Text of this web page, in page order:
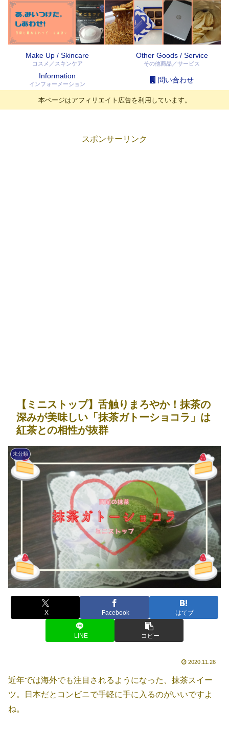
Make Up / Skincare
コスメ／スキンケア
Other Goods / Service
その他商品／サービス
Information
インフォーメーション 問い合わせ
本ページはアフィリエイト広告を利用しています。
スポンサーリンク
【ミニストップ】舌触りまろやか！抹茶の
深みが美味しい「抹茶ガトーショコラ」は
紅茶との相性が抜群
未分類
X Facebook はてブ
LINE コピー
2020.11.26
近年では海外でも注目されるようになった、抹茶スイー
ツ。日本だとコンビニで手軽に手に入るのがいいですよ
ね。